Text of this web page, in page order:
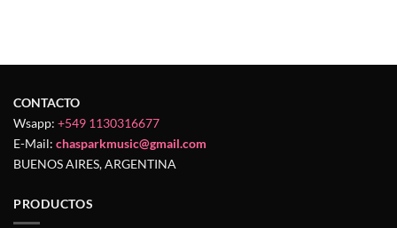
CONTACTO
Wsapp: +549 1130316677
E-Mail: chasparkmusic@gmail.com
BUENOS AIRES, ARGENTINA
PRODUCTOS